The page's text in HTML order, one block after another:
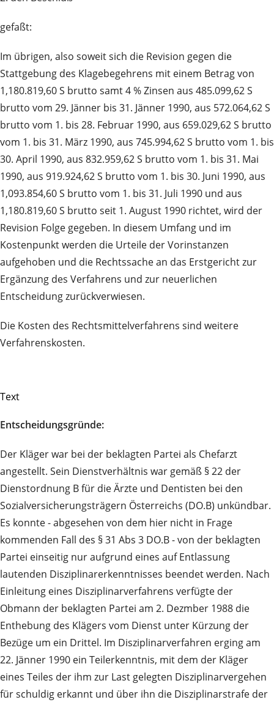
gefaßt:
Im übrigen, also soweit sich die Revision gegen die
Stattgebung des Klagebegehrens mit einem Betrag von
1,180.819,60 S brutto samt 4 % Zinsen aus 485.099,62 S
brutto vom 29. Jänner bis 31. Jänner 1990, aus 572.064,62 S
brutto vom 1. bis 28. Februar 1990, aus 659.029,62 S brutto
vom 1. bis 31. März 1990, aus 745.994,62 S brutto vom 1. bis
30. April 1990, aus 832.959,62 S brutto vom 1. bis 31. Mai
1990, aus 919.924,62 S brutto vom 1. bis 30. Juni 1990, aus
1,093.854,60 S brutto vom 1. bis 31. Juli 1990 und aus
1,180.819,60 S brutto seit 1. August 1990 richtet, wird der
Revision Folge gegeben. In diesem Umfang und im
Kostenpunkt werden die Urteile der Vorinstanzen
aufgehoben und die Rechtssache an das Erstgericht zur
Ergänzung des Verfahrens und zur neuerlichen
Entscheidung zurückverwiesen.
Die Kosten des Rechtsmittelverfahrens sind weitere
Verfahrenskosten.
Text
Entscheidungsgründe:
Der Kläger war bei der beklagten Partei als Chefarzt
angestellt. Sein Dienstverhältnis war gemäß § 22 der
Dienstordnung B für die Ärzte und Dentisten bei den
Sozialversicherungsträgern Österreichs (DO.B) unkündbar.
Es konnte - abgesehen von dem hier nicht in Frage
kommenden Fall des § 31 Abs 3 DO.B - von der beklagten
Partei einseitig nur aufgrund eines auf Entlassung
lautenden Disziplinarerkenntnisses beendet werden. Nach
Einleitung eines Disziplinarverfahrens verfügte der
Obmann der beklagten Partei am 2. Dezmber 1988 die
Enthebung des Klägers vom Dienst unter Kürzung der
Bezüge um ein Drittel. Im Disziplinarverfahren erging am
22. Jänner 1990 ein Teilerkenntnis, mit dem der Kläger
eines Teiles der ihm zur Last gelegten Disziplinarvergehen
für schuldig erkannt und über ihn die Disziplinarstrafe der